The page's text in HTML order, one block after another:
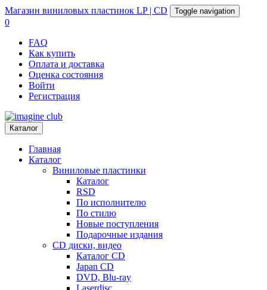
Магазин виниловых пластинок LP | CD Toggle navigation
0
FAQ
Как купить
Оплата и доставка
Оценка состояния
Войти
Регистрация
Каталог
Главная
Каталог
Виниловые пластинки
Каталог
RSD
По исполнителю
По стилю
Новые поступления
Подарочные издания
CD диски, видео
Каталог CD
Japan CD
DVD, Blu-ray
Laserdisc